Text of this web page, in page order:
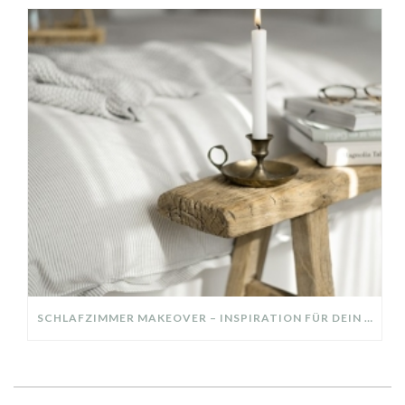
SCHLAFZIMMER MAKEOVER – INSPIRATION FÜR DEIN SCHLAFZIMMER: AUS ALT MACH NEU – HELL, GEMÜTLICH UND EINLADEND